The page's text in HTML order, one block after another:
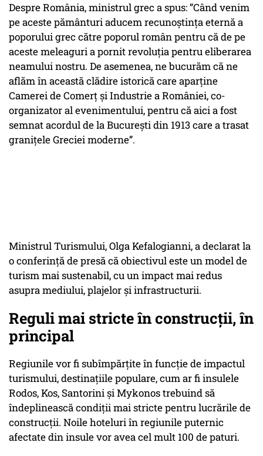
Despre România, ministrul grec a spus: ”Când venim
pe aceste pământuri aducem recunoştinţa eternă a
poporului grec către poporul român pentru că de pe
aceste meleaguri a pornit revoluţia pentru eliberarea
neamului nostru. De asemenea, ne bucurăm că ne
aflăm în această clădire istorică care aparţine
Camerei de Comerţ şi Industrie a României, co-
organizator al evenimentului, pentru că aici a fost
semnat acordul de la Bucureşti din 1913 care a trasat
graniţele Greciei moderne”.
Ministrul Turismului, Olga Kefalogianni, a declarat la
o conferinţă de presă că obiectivul este un model de
turism mai sustenabil, cu un impact mai redus
asupra mediului, plajelor şi infrastructurii.
Reguli mai stricte în construcții, în
principal
Regiunile vor fi subîmpărţite în funcţie de impactul
turismului, destinaţiile populare, cum ar fi insulele
Rodos, Kos, Santorini şi Mykonos trebuind să
îndeplinească condiţii mai stricte pentru lucrările de
construcţii. Noile hoteluri în regiunile puternic
afectate din insule vor avea cel mult 100 de paturi.